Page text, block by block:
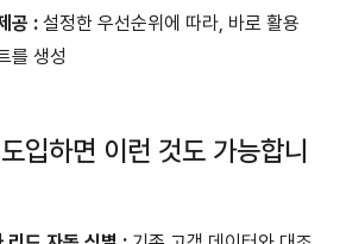
공 : 설정한 우선순위에 따라, 바로 활용
를 생성
입하면 이런 것도 가능합니